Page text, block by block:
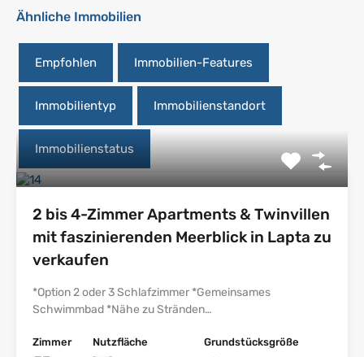
Ähnliche Immobilien
Empfohlen Immobilien-Features
Immobilientyp Immobilienstandort
Immobilienstatus
2 bis 4-Zimmer Apartments & Twinvillen
mit faszinierenden Meerblick in Lapta zu
verkaufen
*Option 2 oder 3 Schlafzimmer *Gemeinsames
Schwimmbad *Nähe zu Stränden…
Zimmer
Nutzfläche
Grundstücksgröße